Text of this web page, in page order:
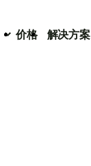
价格 解决方案